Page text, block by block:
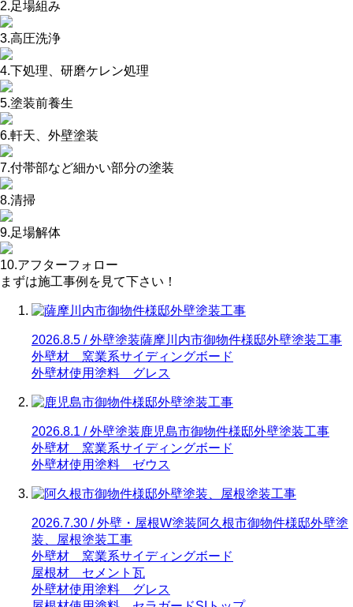
2.足場組み
3.高圧洗浄
4.下処理、研磨ケレン処理
5.塗装前養生
6.軒天、外壁塗装
7.付帯部など細かい部分の塗装
8.清掃
9.足場解体
10.アフターフォロー
まずは施工事例を見て下さい！
2026.8.5 / 外壁塗装薩摩川内市御物件様邸外壁塗装工事
外壁材 窯業系サイディングボード
外壁材使用塗料 グレス
2026.8.1 / 外壁塗装鹿児島市御物件様邸外壁塗装工事
外壁材 窯業系サイディングボード
外壁材使用塗料 ゼウス
2026.7.30 / 外壁・屋根W塗装阿久根市御物件様邸外壁塗
装、屋根塗装工事
外壁材 窯業系サイディングボード
屋根材 セメント瓦
外壁材使用塗料 グレス